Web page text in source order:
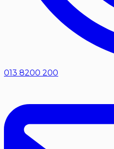
013 8200 200